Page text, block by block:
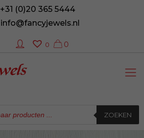
+31 (0)20 365 5444
info@fancyjewels.nl
0
0
ZOEKEN